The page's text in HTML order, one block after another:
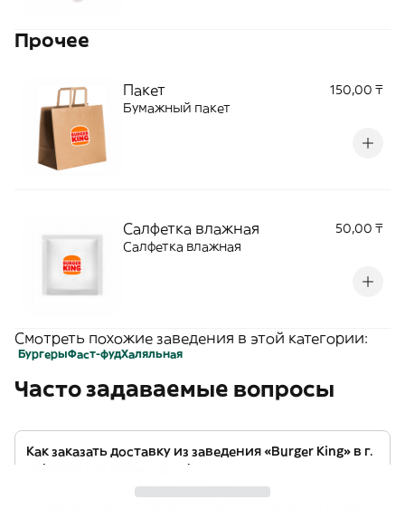
Прочее
Пакет
150,00 ₸
Бумажный пакет
Салфетка влажная
50,00 ₸
Салфетка влажная
Смотреть похожие заведения в этой категории:
БургерыФаст-фудХаляльная
Часто задаваемые вопросы
Как заказать доставку из заведения «Burger King» в г.
Oskemen Ust Kamenogorsk?
Чтобы заказать доставку из заведения «Burger King» в